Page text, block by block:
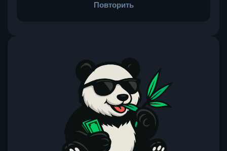
Повторить